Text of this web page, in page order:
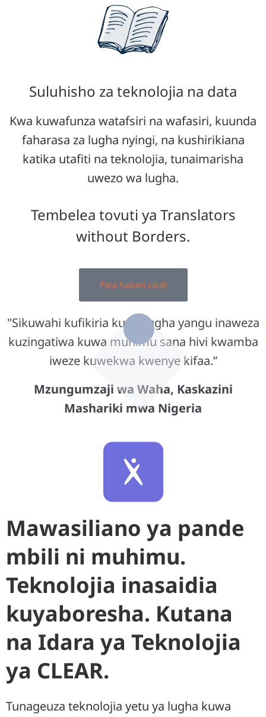
Suluhisho za teknolojia na data
Kwa kuwafunza watafsiri na wafasiri, kuunda
faharasa za lugha nyingi, na kushirikiana
katika utafiti na teknolojia, tunaimarisha
uwezo wa lugha.
Tembelea tovuti ya Translators
without Borders.
Pata habari zaidi
"Sikuwahi kufikiria kuwa lugha yangu inaweza
kuzingatiwa kuwa muhimu sana hivi kwamba
iweze kuwekwa kwenye kifaa.”
Mzungumzaji wa Waha, Kaskazini
Mashariki mwa Nigeria
Mawasiliano ya pande
mbili ni muhimu.
Teknolojia inasaidia
kuyaboresha. Kutana
na Idara ya Teknolojia
ya CLEAR.
Tunageuza teknolojia yetu ya lugha kuwa